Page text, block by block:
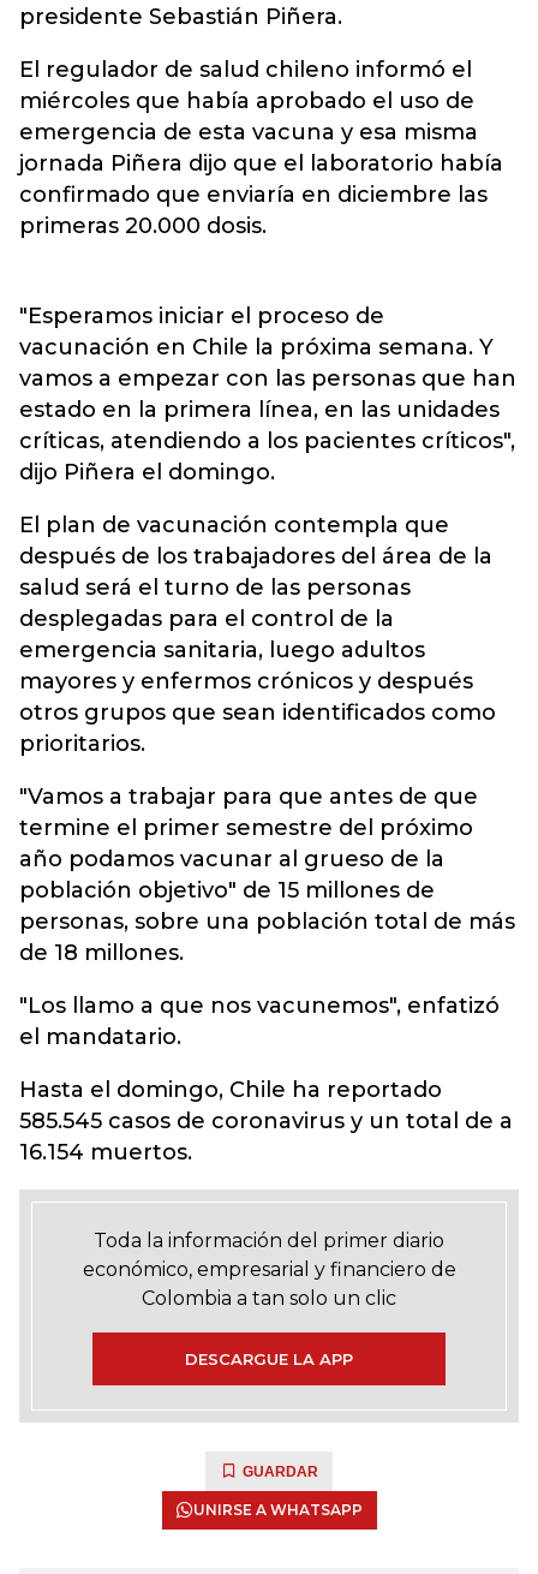
presidente Sebastián Piñera.
El regulador de salud chileno informó el
miércoles que había aprobado el uso de
emergencia de esta vacuna y esa misma
jornada Piñera dijo que el laboratorio había
confirmado que enviaría en diciembre las
primeras 20.000 dosis.
"Esperamos iniciar el proceso de
vacunación en Chile la próxima semana. Y
vamos a empezar con las personas que han
estado en la primera línea, en las unidades
críticas, atendiendo a los pacientes críticos",
dijo Piñera el domingo.
El plan de vacunación contempla que
después de los trabajadores del área de la
salud será el turno de las personas
desplegadas para el control de la
emergencia sanitaria, luego adultos
mayores y enfermos crónicos y después
otros grupos que sean identificados como
prioritarios.
"Vamos a trabajar para que antes de que
termine el primer semestre del próximo
año podamos vacunar al grueso de la
población objetivo" de 15 millones de
personas, sobre una población total de más
de 18 millones.
"Los llamo a que nos vacunemos", enfatizó
el mandatario.
Hasta el domingo, Chile ha reportado
585.545 casos de coronavirus y un total de a
16.154 muertos.
Toda la información del primer diario
económico, empresarial y financiero de
Colombia a tan solo un clic
DESCARGUE LA APP
GUARDAR
UNIRSE A WHATSAPP